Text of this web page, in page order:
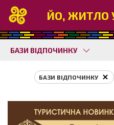
ЙО, ЖИТЛО
БАЗИ ВІДПОЧИНКУ
БАЗИ ВІДПОЧИНКУ